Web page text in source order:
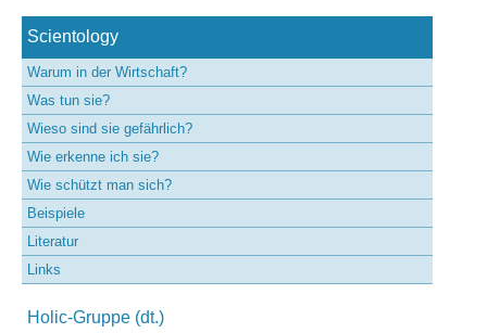
überspringen
Scientology
Warum in der Wirtschaft?
Was tun sie?
Wieso sind sie gefährlich?
Wie erkenne ich sie?
Wie schützt man sich?
Beispiele
Literatur
Links
Holic-Gruppe (dt.)